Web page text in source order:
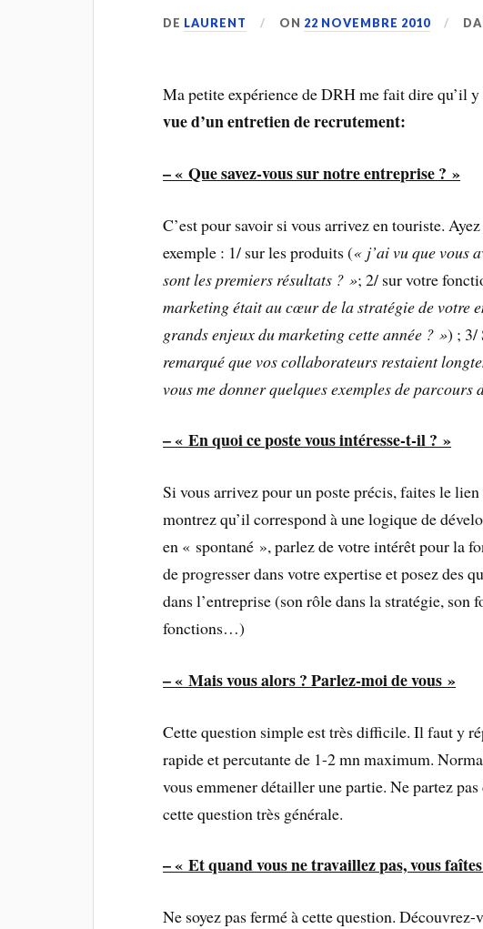
DE LAURENT ON 22 NOVEMBRE 2010
Ma petite expérience de DRH me fait dire qu’il
vue d’un entretien de recrutement:
– « Que savez-vous sur notre entreprise ? »
C’est pour savoir si vous arrivez en touriste.
exemple : 1/ sur les produits (« j’ai vu que vous
sont les premiers résultats ? »; 2/ sur votre
marketing était au cœur de la stratégie de votre
grands enjeux du marketing cette année ? ») ; 3/
remarqué que vos collaborateurs restaient
vous me donner quelques exemples de parcours
– « En quoi ce poste vous intéresse-t-il ? »
Si vous arrivez pour un poste précis, faites le lien
montrez qu’il correspond à une logique de
en « spontané », parlez de votre intérêt pour la
de progresser dans votre expertise et posez des
dans l’entreprise (son rôle dans la stratégie, son
fonctions…)
– « Mais vous alors ? Parlez-moi de vous »
Cette question simple est très difficile. Il faut y
rapide et percutante de 1-2 mn maximum.
vous emmener détailler une partie. Ne partez pas
cette question très générale.
– « Et quand vous ne travaillez pas, vous
Ne soyez pas fermé à cette question.